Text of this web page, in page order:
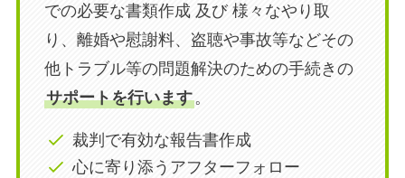
での必要な書類作成 及び 様々なやり取
り、離婚や慰謝料、盗聴や事故等などその
他トラブル等の問題解決のための手続きの
サポートを行います。
裁判で有効な報告書作成
心に寄り添うアフターフォロー